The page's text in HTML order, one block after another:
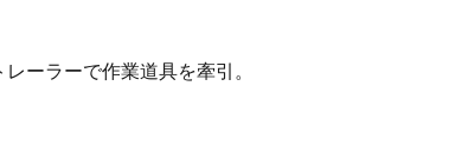
ーラーで作業道具を牽引。